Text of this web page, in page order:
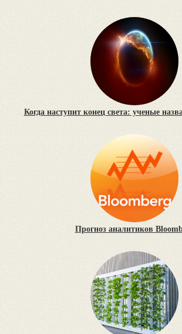
Когда наступит конец света: ученые
Прогноз аналитиков